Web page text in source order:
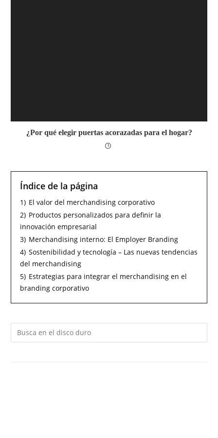
¿Por qué elegir puertas acorazadas para el hogar?
Índice de la página
1) El valor del merchandising corporativo
2) Productos personalizados para definir la
innovación empresarial
3) Merchandising interno: El Employer Branding
4) Sostenibilidad y tecnología – Las nuevas tendencias
del merchandising
5) Estrategias para integrar el merchandising en el
branding corporativo